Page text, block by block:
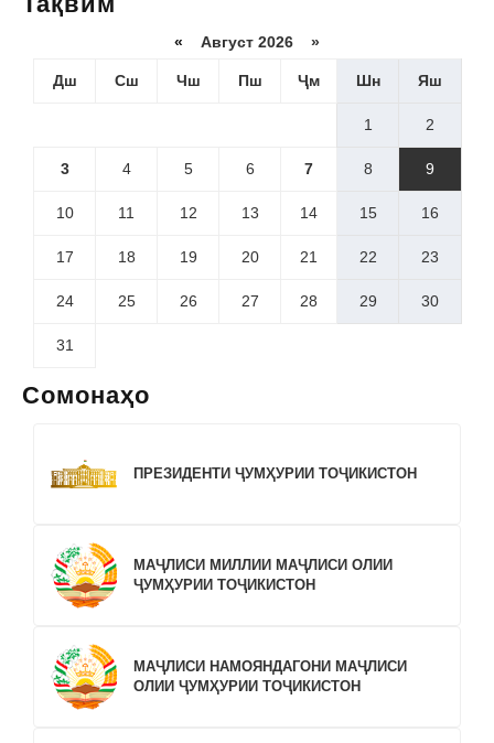
« Август 2026 »
Дш Сш Чш Пш Ҷм Шн Яш
1 2
3 4 5 6 7 8 9
10 11 12 13 14 15 16
17 18 19 20 21 22 23
24 25 26 27 28 29 30
31
Сомонаҳо
ПРЕЗИДЕНТИ ҶУМҲУРИИ ТОҶИКИСТОН
МАҶЛИСИ МИЛЛИИ МАҶЛИСИ ОЛИИ
ҶУМҲУРИИ ТОҶИКИСТОН
МАҶЛИСИ НАМОЯНДАГОНИ МАҶЛИСИ
ОЛИИ ҶУМҲУРИИ ТОҶИКИСТОН